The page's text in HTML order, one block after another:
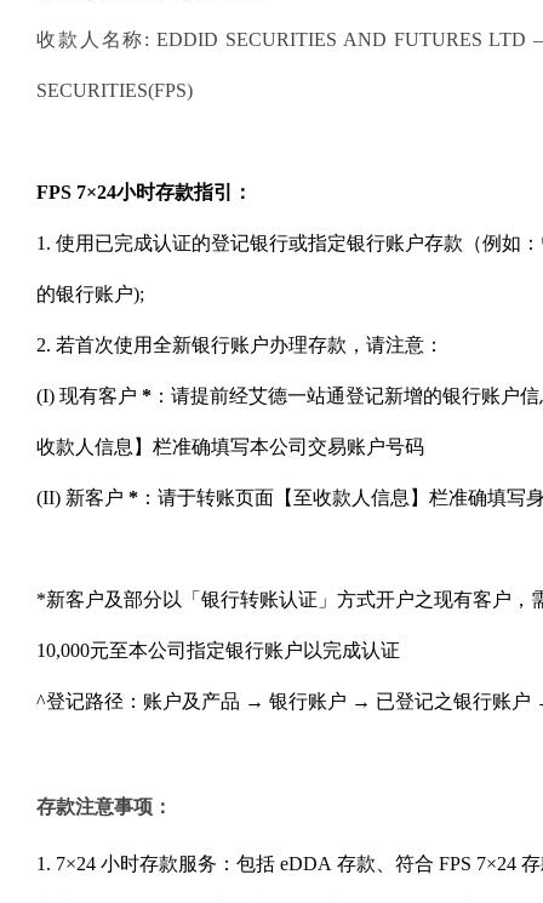
收款人名称: EDDID SECURITIES AND FUTURES LTD
SECURITIES(FPS)
FPS 7×24小时存款指引 ：
1. 使用已完成认证的登记银行或指定银行账户存款（例如
的银行账户);
2. 若首次使用全新银行账户办理存款，请注意：
(I) 现有客户 * ：请提前经艾德一站通登记新增的银行账户信
收款人信息】栏准确填写本公司交易账户号码
(II) 新客户 * ：请于转账页面【至收款人信息】栏准确填写
*新客户及部分以「银行转账认证」方式开户之现有客户，
10,000元至本公司指定银行账户以完成认证
^登记路径：账户及产品 → 银行账户 → 已登记之银行账户
存款注意事项：
1. 7×24 小时存款服务：包括 eDDA 存款、符合 FPS 7×24